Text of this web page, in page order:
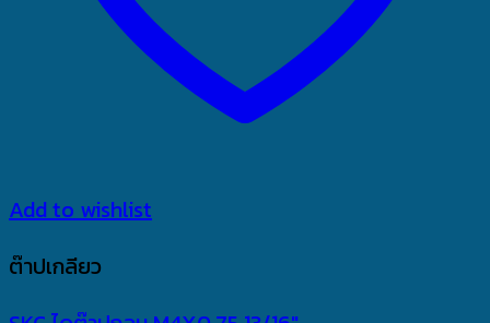
Add to wishlist
ต๊าปเกลียว